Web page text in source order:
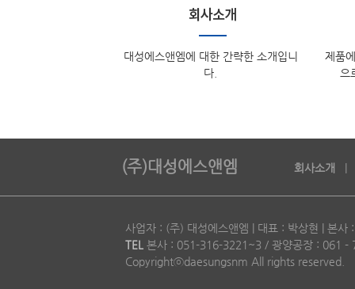
대성에스앤엠에 대한 간략한 소개입니
다.
제품
으
(주)대성에스앤엠 회사소개
사업자 : (주) 대성에스앤엠 | 대표 : 박상현 | 본
TEL 본사 : 051-316-3221~3 / 광양공장 : 061
Copyrightⓒdaesungsnm All rights reserved.